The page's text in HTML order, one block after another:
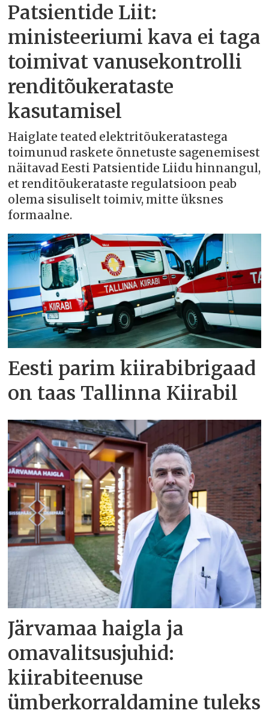
Patsientide Liit:
ministeeriumi kava ei taga
toimivat vanusekontrolli
renditõukerataste
kasutamisel
Haiglate teated elektritõukeratastega
toimunud raskete õnnetuste sagenemisest
näitavad Eesti Patsientide Liidu hinnangul,
et renditõukerataste regulatsioon peab
olema sisuliselt toimiv, mitte üksnes
formaalne.
Eesti parim kiirabibrigaad
on taas Tallinna Kiirabil
Järvamaa haigla ja
omavalitsusjuhid:
kiirabiteenuse
ümberkorraldamine tuleks